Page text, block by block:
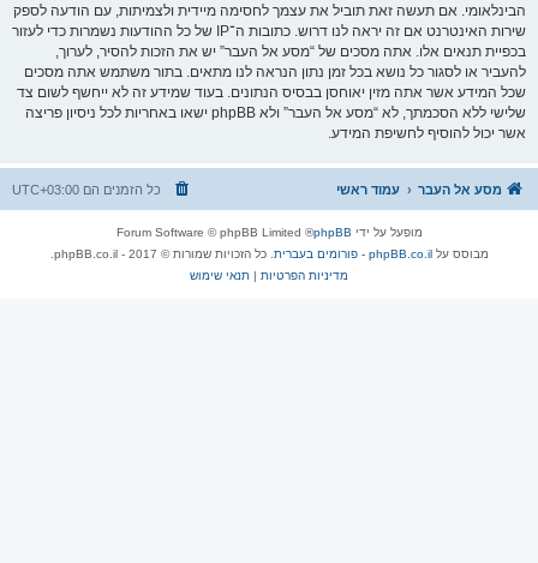
הבינלאומי. אם תעשה זאת תוביל את עצמך לחסימה מיידית ולצמיתות, עם הודעה לספק
שירות האינטרנט אם זה יראה לנו דרוש. כתובות ה־IP של כל ההודעות נשמרות כדי לעזור
בכפיית תנאים אלו. אתה מסכים של “מסע אל העבר” יש את הזכות להסיר, לערוך,
להעביר או לסגור כל נושא בכל זמן נתון הנראה לנו מתאים. בתור משתמש אתה מסכים
שכל המידע אשר אתה מזין יאוחסן בבסיס הנתונים. בעוד שמידע זה לא ייחשף לשום צד
שלישי ללא הסכמתך, לא “מסע אל העבר” ולא phpBB ישאו באחריות לכל ניסיון פריצה
אשר יכול להוסיף לחשיפת המידע.
מסע אל העבר עמוד ראשי כל הזמנים הם UTC+03:00
מופעל על ידי phpBB
® Forum Software © phpBB Limited
מבוסס עלphpBB.co.il - פורומים בעברית
. כל הזכויות שמורות © 2017 - phpBB.co.il.
מדיניות הפרטיות | תנאי שימוש